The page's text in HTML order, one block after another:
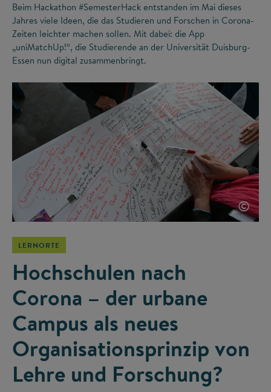
Beim Hackathon #SemesterHack entstanden im Mai dieses
Jahres viele Ideen, die das Studieren und Forschen in Corona-
Zeiten leichter machen sollen. Mit dabei: die App
„uniMatchUp!“, die Studierende an der Universität Duisburg-
Essen nun digital zusammenbringt.
©
LERNORTE
Hochschulen nach
Corona – der urbane
Campus als neues
Organisationsprinzip von
Lehre und Forschung?